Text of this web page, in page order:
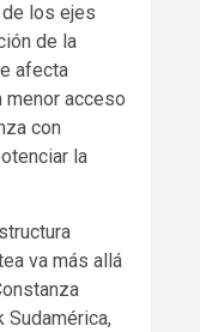
de los ejes
de la
afecta
menor acceso
con
la
va más allá